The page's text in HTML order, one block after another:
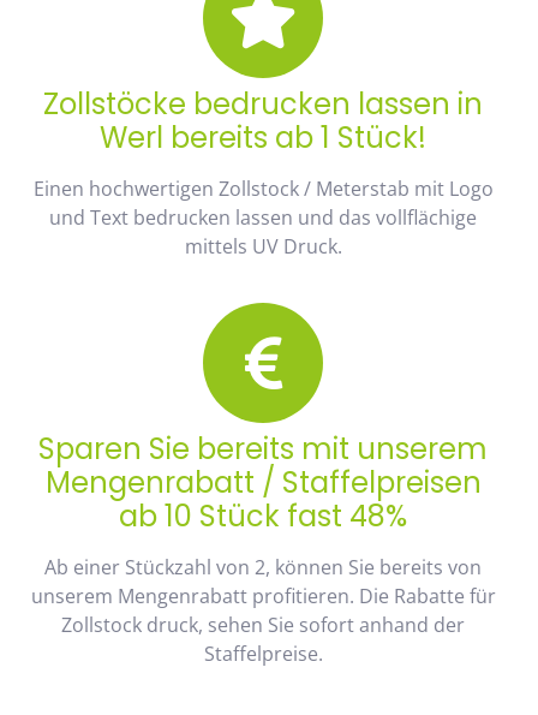
Zollstöcke bedrucken lassen in
Werl bereits ab 1 Stück!
Einen hochwertigen Zollstock / Meterstab mit Logo
und Text bedrucken lassen und das vollflächige
mittels UV Druck.
Sparen Sie bereits mit unserem
Mengenrabatt / Staffelpreisen
ab 10 Stück fast 48%
Ab einer Stückzahl von 2, können Sie bereits von
unserem Mengenrabatt profitieren. Die Rabatte für
Zollstock druck, sehen Sie sofort anhand der
Staffelpreise.